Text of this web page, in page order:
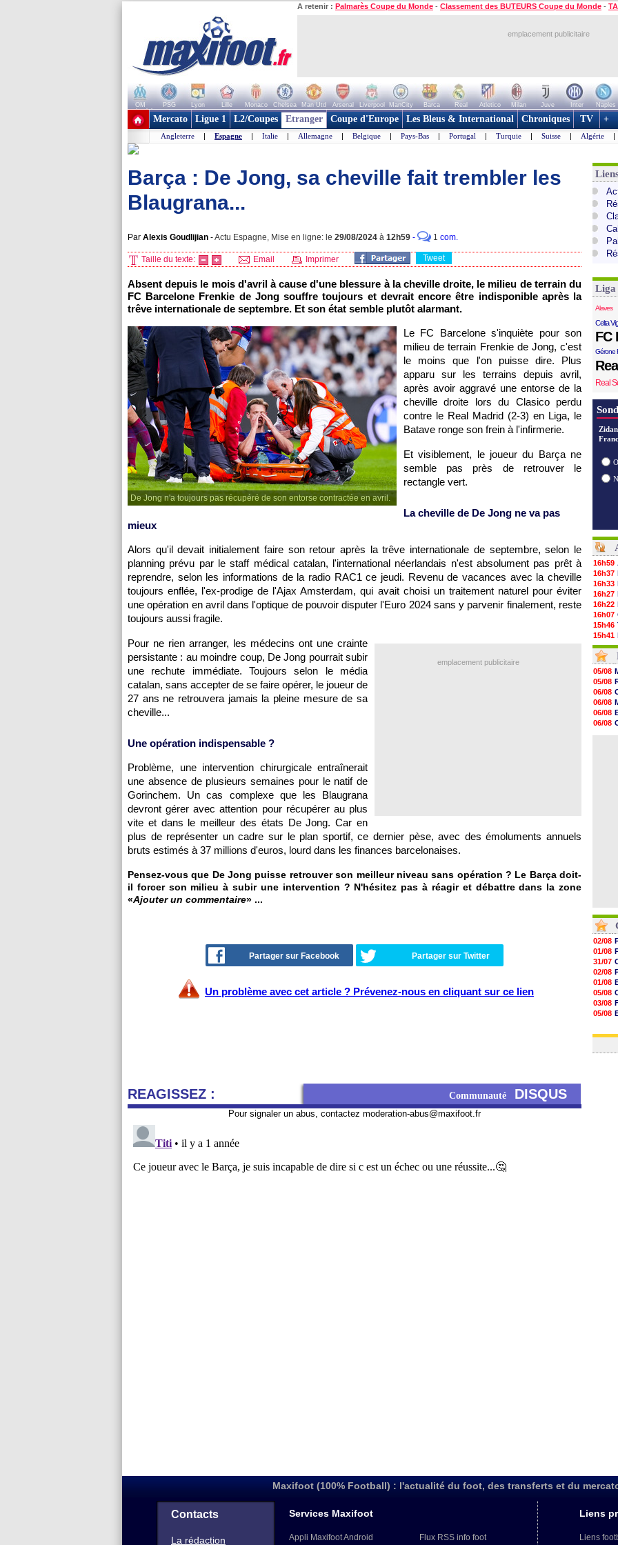
A retenir : Palmarès Coupe du Monde - Classement des BUTEURS Coupe du Monde -
emplacement publicitaire
OM PSG Lyon Lille Monaco Chelsea Man Utd Arsenal Liverpool ManCity Barca Real Atletico Milan Juve Inter Naples
+ de clubs
Mercato Ligue 1 L2/Coupes Etranger Coupe d'Europe Les Bleus & International Chroniques TV +
Angleterre | Espagne | Italie | Allemagne | Belgique | Pays-Bas | Portugal | Turquie | Suisse | Algérie |
Barça : De Jong, sa cheville fait trembler les
Blaugrana...
Par Alexis Goudlijian -Actu Espagne, Mise en ligne: le 29/08/2024 à 12h59 - 1 com.
Taille du texte: Email Imprimer Tweet
Absent depuis le mois d'avril à cause d'une blessure à la cheville droite, le milieu de terrain du
FC Barcelone Frenkie de Jong souffre toujours et devrait encore être indisponible après la
trêve internationale de septembre. Et son état semble plutôt alarmant.
De Jong n'a toujours pas récupéré de son entorse contractée en avril.
Le FC Barcelone s'inquiète pour son
milieu de terrain Frenkie de Jong, c'est
le moins que l'on puisse dire. Plus
apparu sur les terrains depuis avril,
après avoir aggravé une entorse de la
cheville droite lors du Clasico perdu
contre le Real Madrid (2-3) en Liga, le
Batave ronge son frein à l'infirmerie.
Et visiblement, le joueur du Barça ne
semble pas près de retrouver le
rectangle vert.
La cheville de De Jong ne va pas
mieux
Alors qu'il devait initialement faire son retour après la trêve internationale de septembre, selon le
planning prévu par le staff médical catalan, l'international néerlandais n'est absolument pas prêt à
reprendre, selon les informations de la radio RAC1 ce jeudi. Revenu de vacances avec la cheville
toujours enflée, l'ex-prodige de l'Ajax Amsterdam, qui avait choisi un traitement naturel pour éviter
une opération en avril dans l'optique de pouvoir disputer l'Euro 2024 sans y parvenir finalement, reste
toujours aussi fragile.
emplacement publicitaire
Pour ne rien arranger, les médecins ont une crainte
persistante : au moindre coup, De Jong pourrait subir
une rechute immédiate. Toujours selon le média
catalan, sans accepter de se faire opérer, le joueur de
27 ans ne retrouvera jamais la pleine mesure de sa
cheville...
Une opération indispensable ?
Problème, une intervention chirurgicale entraînerait
une absence de plusieurs semaines pour le natif de
Gorinchem. Un cas complexe que les Blaugrana
devront gérer avec attention pour récupérer au plus
vite et dans le meilleur des états De Jong. Car en
plus de représenter un cadre sur le plan sportif, ce dernier pèse, avec des émoluments annuels
bruts estimés à 37 millions d'euros, lourd dans les finances barcelonaises.
Pensez-vous que De Jong puisse retrouver son meilleur niveau sans opération ? Le Barça doit-
il forcer son milieu à subir une intervention ? N'hésitez pas à réagir et débattre dans la zone
«Ajouter un commentaire» ...
Partager sur Facebook Partager sur Twitter
Un problème avec cet article ? Prévenez-nous en cliquant sur ce lien
REAGISSEZ : Communauté DISQUS
Pour signaler un abus, contactez moderation-abus@maxifoot.fr
Liga
Alaves
Celta
FC
Gérone
Real
16h59
16h37
16h33
16h27
16h22
16h07
15h46
15h41
15h20
14h55
14h38
14h19
13h56
13h35
13h12
12h48
12h25
05/08
05/08
06/08
06/08
06/08
06/08
02/08
01/08
31/07
02/08
01/08
05/08
03/08
05/08
03/08
Maxifoot (100% Football) : l'actualité du foot, des transferts et du
Contacts
La rédaction
Services Maxifoot
Appli Maxifoot Android Flux RSS info foot
Liens
Liens